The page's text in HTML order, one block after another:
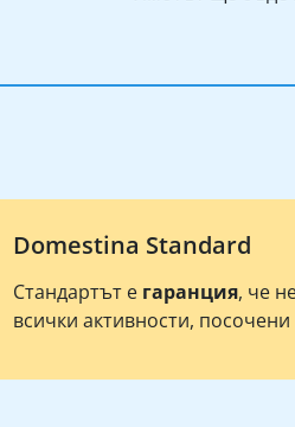
Domestina Standard
Стандартът е гаранция, че
всички активности,